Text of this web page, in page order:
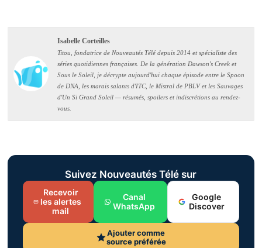
Isabelle Corteilles
Titou, fondatrice de Nouveautés Télé depuis 2014 et spécialiste des
séries quotidiennes françaises. De la génération Dawson's Creek et
Sous le Soleil, je décrypte aujourd'hui chaque épisode entre le Spoon
de DNA, les marais salants d'ITC, le Mistral de PBLV et les Sauvages
d'Un Si Grand Soleil — résumés, spoilers et indiscrétions au rendez-
vous.
Suivez Nouveautés Télé sur
Recevoir
les alertes
mail
Canal
WhatsApp
Google
Discover
Ajouter comme
source préférée